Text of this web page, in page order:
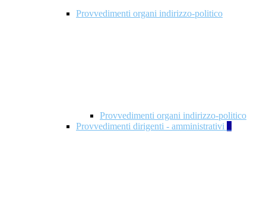
Provvedimenti organi indirizzo-politico
Provvedimenti organi indirizzo-politico
Provvedimenti dirigenti - amministrativi 3